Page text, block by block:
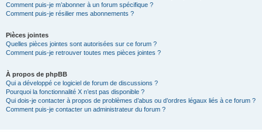
Comment puis-je m’abonner à un forum spécifique ?
Comment puis-je résilier mes abonnements ?
Pièces jointes
Quelles pièces jointes sont autorisées sur ce forum ?
Comment puis-je retrouver toutes mes pièces jointes ?
À propos de phpBB
Qui a développé ce logiciel de forum de discussions ?
Pourquoi la fonctionnalité X n’est pas disponible ?
Qui dois-je contacter à propos de problèmes d’abus ou d’ordres légaux liés à ce forum ?
Comment puis-je contacter un administrateur du forum ?